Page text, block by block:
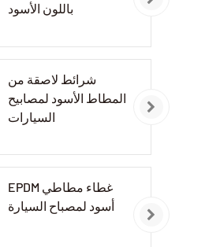
باللون الأسود
شرائط لاصقة من
المطاط الأسود لمصابيح
السيارات
EPDM غطاء مطاطي
أسود لمصباح السيارة